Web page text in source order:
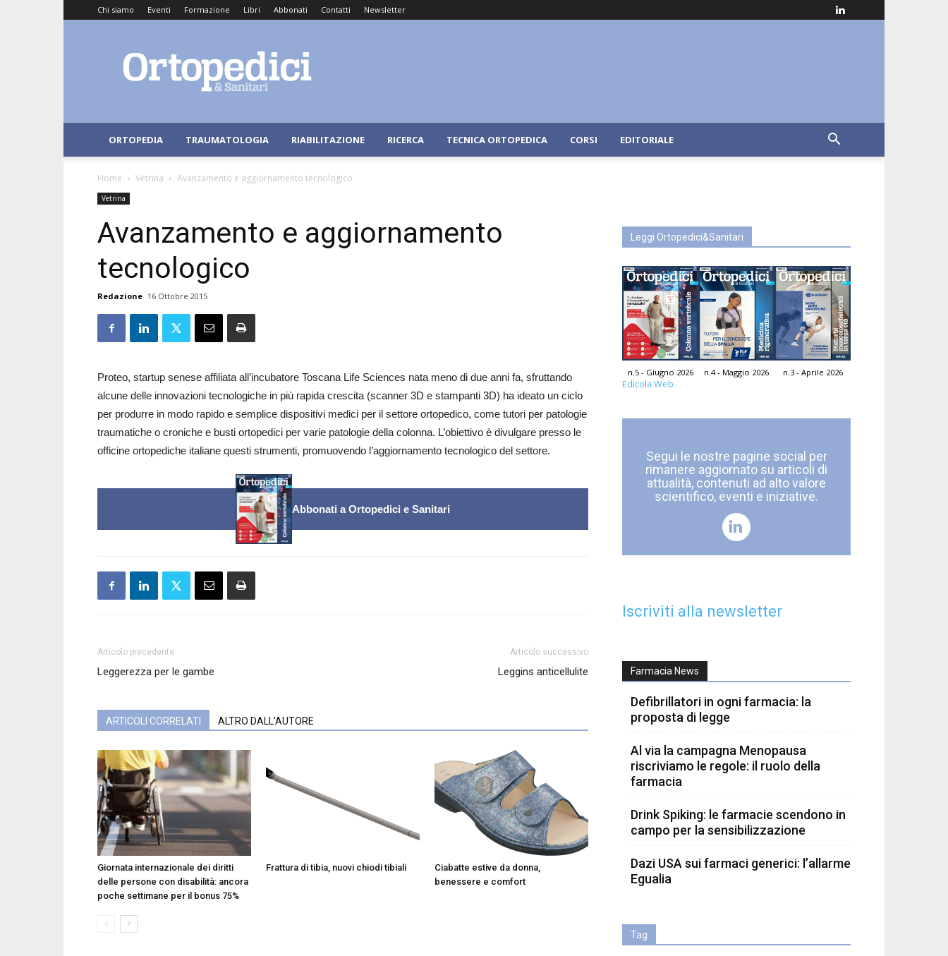
Chi siamo Eventi Formazione Libri Abbonati Contatti Newsletter
e
Sanitari
ORTOPEDIA TRAUMATOLOGIA RIABILITAZIONE RICERCA TECNICA ORTOPEDICA CORSI EDITORIALE
Home Vetrina Avanzamento e aggiornamento tecnologico
Vetrina
Avanzamento e aggiornamento
tecnologico
Redazione 16 Ottobre 2015
Proteo, startup senese affiliata all’incubatore Toscana Life Sciences nata meno di due anni fa, sfruttando
alcune delle innovazioni tecnologiche in più rapida crescita (scanner 3D e stampanti 3D) ha ideato un ciclo
per produrre in modo rapido e semplice dispositivi medici per il settore ortopedico, come tutori per patologie
traumatiche o croniche e busti ortopedici per varie patologie della colonna. L’obiettivo è divulgare presso le
officine ortopediche italiane questi strumenti, promuovendo l’aggiornamento tecnologico del settore.
Abbonati a Ortopedici e Sanitari
Articolo precedente
Leggerezza per le gambe
Articolo successivo
Leggins anticellulite
ARTICOLI CORRELATI ALTRO DALL'AUTORE
Giornata internazionale dei diritti
delle persone con disabilità: ancora
poche settimane per il bonus 75%
Frattura di tibia, nuovi chiodi tibiali
Ciabatte estive da donna,
benessere e comfort
Leggi Ortopedici&Sanitari
n.5 - Giugno 2026 n.4 - Maggio 2026 n.3 - Aprile 2026
Edicola Web
Segui le nostre pagine social per
rimanere aggiornato su articoli di
attualità, contenuti ad alto valore
scientifico, eventi e iniziative.
Iscriviti alla newsletter
Farmacia News
Defibrillatori in ogni farmacia: la
proposta di legge
Al via la campagna Menopausa
riscriviamo le regole: il ruolo della
farmacia
Drink Spiking: le farmacie scendono in
campo per la sensibilizzazione
Dazi USA sui farmaci generici: l’allarme
Egualia
Tag